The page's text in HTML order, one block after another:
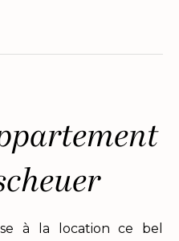
à la location ce bel